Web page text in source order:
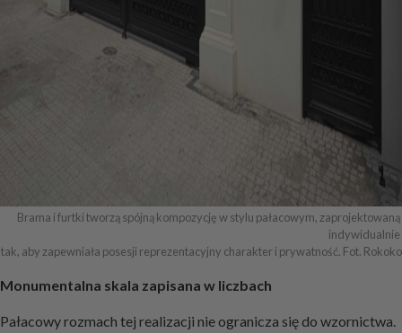
Brama i furtki tworzą spójną kompozycję w stylu pałacowym, zaprojektowaną
indywidualnie
tak, aby zapewniała posesji reprezentacyjny charakter i prywatność. Fot. Rokoko
Monumentalna skala zapisana w liczbach
Pałacowy rozmach tej realizacji nie ogranicza się do wzornictwa.